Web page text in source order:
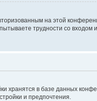
на этой
трудности со
хранятся в базе данных
и предпочтения.